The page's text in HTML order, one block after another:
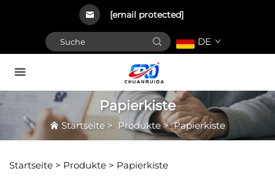
[email protected]
DE
Papierkiste
Startseite > Produkte>Papierkiste
Startseite > Produkte > Papierkiste